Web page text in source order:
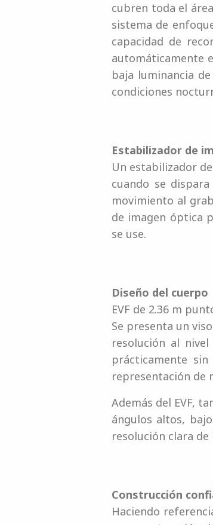
cubren toda el
sistema de
capacidad de
automáticamente
baja luminancia
condiciones
Estabilizador de
Un estabilizador
cuando se
movimiento al
de imagen óptica
se use.
Diseño del cuerpo
EVF de 2.36 m
Se presenta un
resolución al
prácticamente
representación de
Además del EVF,
ángulos altos,
resolución clara
Construcción
Haciendo